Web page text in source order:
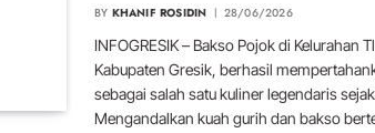
BY KHANIF ROSIDIN 28/06/2026
INFOGRESIK – Bakso Pojok di Kelurahan
Kabupaten Gresik, berhasil
sebagai salah satu kuliner legendaris sejak
Mengandalkan kuah gurih dan bakso